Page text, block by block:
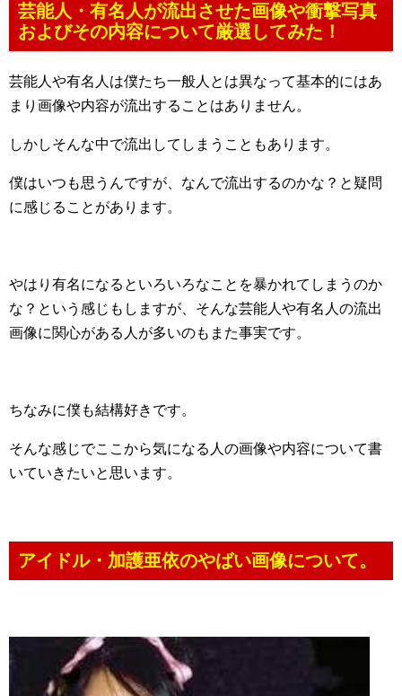
芸能人・有名人が流出させた画像や衝撃写真
およびその内容について厳選してみた！
芸能人や有名人は僕たち一般人とは異なって基本的にはあ
まり画像や内容が流出することはありません。
しかしそんな中で流出してしまうこともあります。
僕はいつも思うんですが、なんで流出するのかな？と疑問
に感じることがあります。
やはり有名になるといろいろなことを暴かれてしまうのか
な？という感じもしますが、そんな芸能人や有名人の流出
画像に関心がある人が多いのもまた事実です。
ちなみに僕も結構好きです。
そんな感じでここから気になる人の画像や内容について書
いていきたいと思います。
アイドル・加護亜依のやばい画像について。